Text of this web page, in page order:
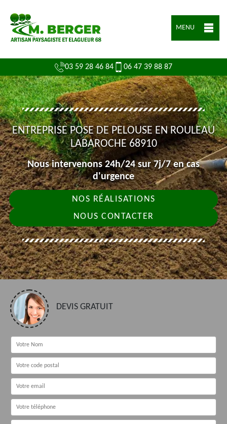
MENU
03 59 28 46 84 06 47 39 88 87
ENTREPRISE POSE DE PELOUSE EN ROULEAU
LABAROCHE 68910
Nous intervenons 24h/24 sur 7j/7 en cas
d'urgence
NOS RÉALISATIONS
NOUS CONTACTER
DEVIS GRATUIT